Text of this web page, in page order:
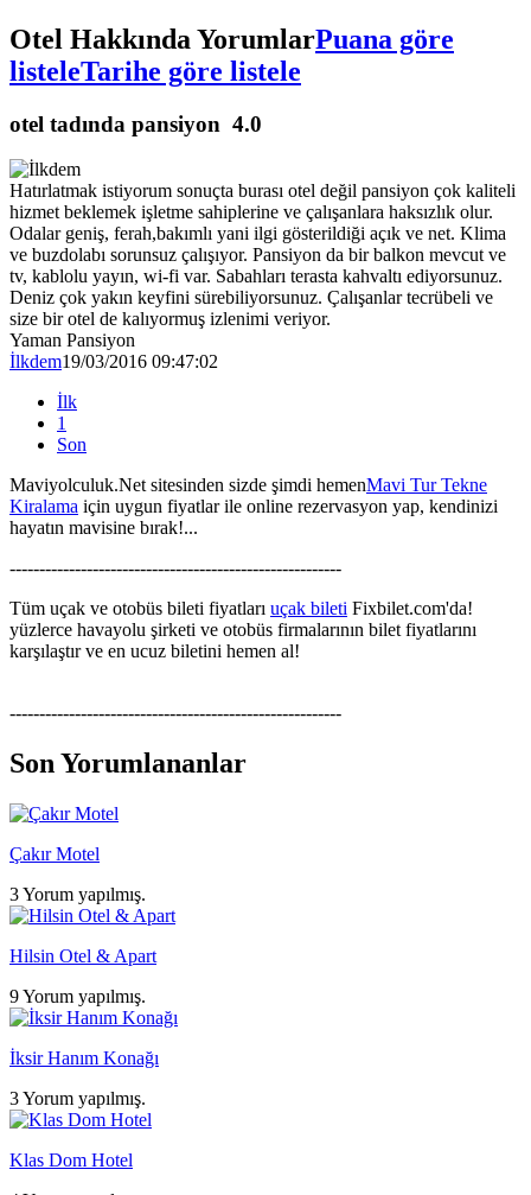
Otel Hakkında YorumlarPuana göre
listeleTarihe göre listele
otel tadında pansiyon 4.0
Hatırlatmak istiyorum sonuçta burası otel değil pansiyon çok kaliteli
hizmet beklemek işletme sahiplerine ve çalışanlara haksızlık olur.
Odalar geniş, ferah,bakımlı yani ilgi gösterildiği açık ve net. Klima
ve buzdolabı sorunsuz çalışıyor. Pansiyon da bir balkon mevcut ve
tv, kablolu yayın, wi-fi var. Sabahları terasta kahvaltı ediyorsunuz.
Deniz çok yakın keyfini sürebiliyorsunuz. Çalışanlar tecrübeli ve
size bir otel de kalıyormuş izlenimi veriyor.
Yaman Pansiyon
İlkdem19/03/2016 09:47:02
İlk
1
Son
Maviyolculuk.Net sitesinden sizde şimdi hemenMavi Tur Tekne
Kiralama için uygun fiyatlar ile online rezervasyon yap, kendinizi
hayatın mavisine bırak!...
--------------------------------------------------------
Tüm uçak ve otobüs bileti fiyatları uçak bileti Fixbilet.com'da!
yüzlerce havayolu şirketi ve otobüs firmalarının bilet fiyatlarını
karşılaştır ve en ucuz biletini hemen al!
--------------------------------------------------------
Son Yorumlananlar
Çakır Motel
3 Yorum yapılmış.
Hilsin Otel & Apart
9 Yorum yapılmış.
İksir Hanım Konağı
3 Yorum yapılmış.
Klas Dom Hotel